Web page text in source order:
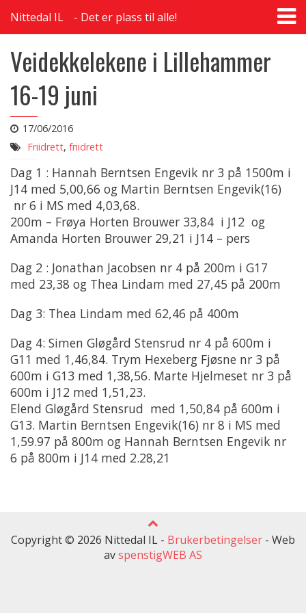
Nittedal IL Det er plass til alle!
Veidekkelekene i Lillehammer
16-19 juni
17/06/2016
Friidrett, friidrett
Dag 1 : Hannah Berntsen Engevik nr 3 på 1500m i
J14 med 5,00,66 og Martin Berntsen Engevik(16)
nr 6 i MS med 4,03,68.
200m – Frøya Horten Brouwer 33,84 i J12 og
Amanda Horten Brouwer 29,21 i J14 – pers
Dag 2 : Jonathan Jacobsen nr 4 på 200m i G17
med 23,38 og Thea Lindam med 27,45 på 200m
Dag 3: Thea Lindam med 62,46 på 400m
Dag 4: Simen Gløgård Stensrud nr 4 på 600m i
G11 med 1,46,84. Trym Hexeberg Fjøsne nr 3 på
600m i G13 med 1,38,56. Marte Hjelmeset nr 3 på
600m i J12 med 1,51,23.
Elend Gløgård Stensrud med 1,50,84 på 600m i
G13. Martin Berntsen Engevik(16) nr 8 i MS med
1,59.97 på 800m og Hannah Berntsen Engevik nr
6 på 800m i J14 med 2.28,21
Copyright © 2026 Nittedal IL - Brukerbetingelser - Web
avspenstigWEB AS